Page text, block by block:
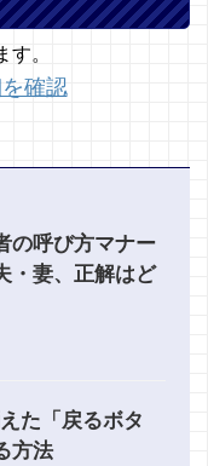
。
確認
の呼び方マナー
・妻、正解はど
た「戻るボタ
方法